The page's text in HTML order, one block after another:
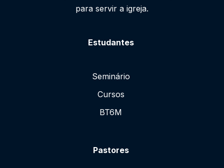
para servir a igreja.
Estudantes
Seminário
Cursos
BT6M
Pastores